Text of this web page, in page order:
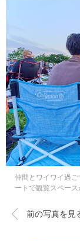
仲間とワイワイ過
ートで観覧スペー
前の写真を見